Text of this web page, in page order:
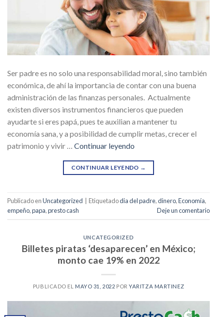
Ser padre es no solo una responsabilidad moral, sino también
económica, de ahí la importancia de contar con una buena
administración de las finanzas personales. Actualmente
existen diversos instrumentos financieros que pueden
ayudarte si eres papá, pues te auxilian a mantener tu
economía sana, y a posibilidad de cumplir metas, crecer el
patrimonio y vivir … Continuar leyendo
CONTINUAR LEYENDO →
Publicado enUncategorized Etiquetadodia del padre,dinero,Economía,
empeño,papa,presto cash Deje un comentario
UNCATEGORIZED
Billetes piratas ‘desaparecen’ en México;
monto cae 19% en 2022
PUBLICADO EL MAYO 31, 2022 PORYARITZA MARTINEZ